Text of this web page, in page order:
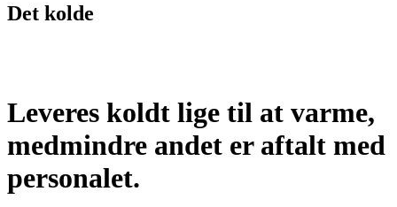
Det kolde
Leveres koldt lige til at varme,
medmindre andet er aftalt med
personalet.